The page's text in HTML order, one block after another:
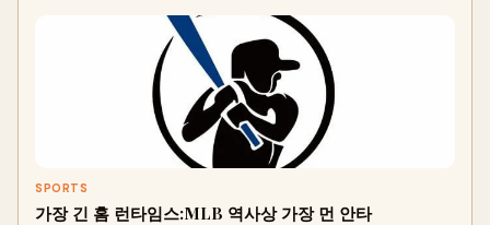
SPORTS
가장 긴 홈 런타임스:MLB 역사상 가장 먼 안타